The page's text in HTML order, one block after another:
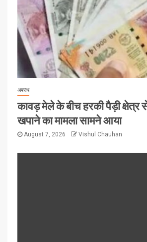
अपराध
कावड़ मेले के बीच हरकी पैड़ी क्षेत्र
खपाने का मामला सामने आया
August 7, 2026 Vishul Chauhan